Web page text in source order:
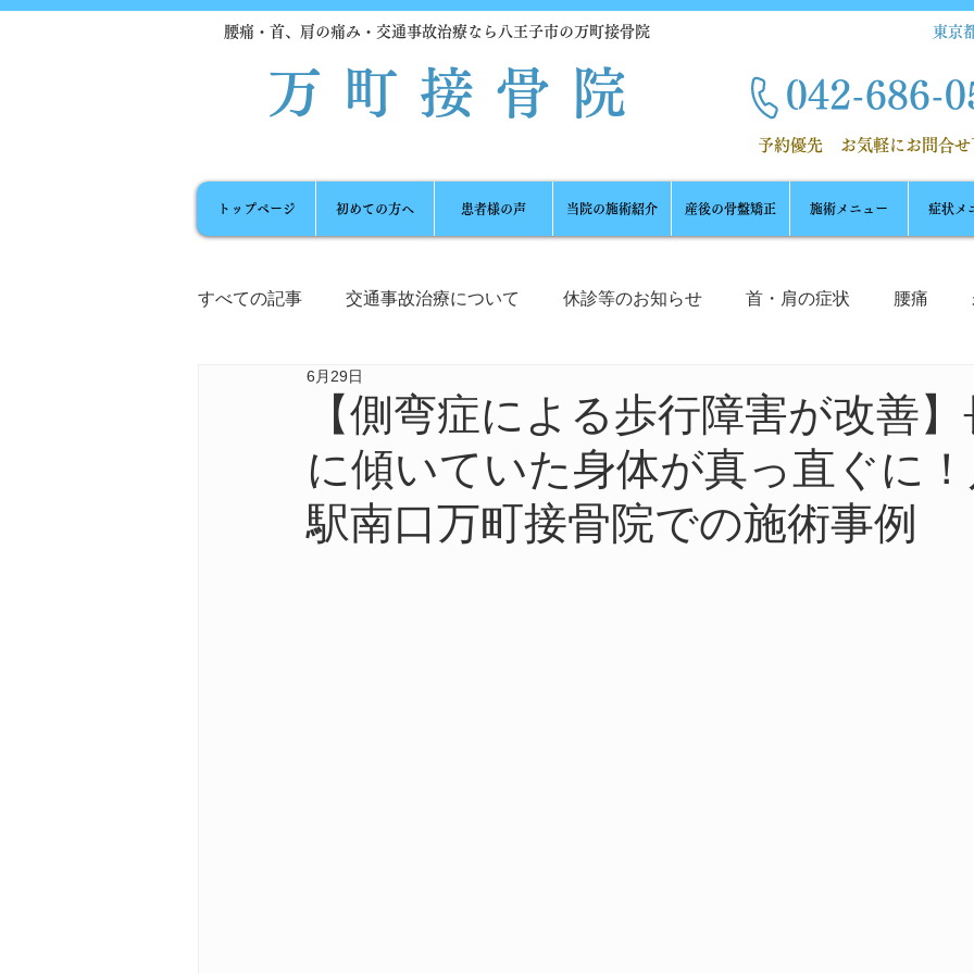
腰痛・首、肩の痛み・交通事故治療なら八王子市の万町接骨院 東京
万町接骨院 042-686-
​ 予約優先 お気軽にお問合せ
トップページ 初めての方へ 患者様の声 当院の施術紹介 産後の骨盤矯正 施術メニュー 症状メ
すべての記事 交通事故治療について 休診等のお知らせ 首・肩の症状 腰痛
自律神経の乱れ
リラクゼーションマッサージ 怪我 ホメオスタシス 痛みの謎 猫背、スト
【側弯症による歩行障害が改善
に傾いていた身体が真っ直ぐに
駅南口万町接骨院での施術事例
6月29日